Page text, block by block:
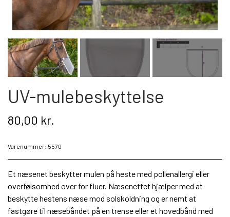
Gavekort
Retur
Kontakt
UV-mulebeskyttelse
80,00 kr.
Varenummer: 5570
Et næsenet beskytter mulen på heste med pollenallergi eller
overfølsomhed over for fluer. Næsenettet hjælper med at
beskytte hestens næse mod solskoldning og er nemt at
fastgøre til næsebåndet på en trense eller et hovedbånd med